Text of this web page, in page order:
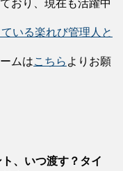
おり、現在も活躍中
いる楽れび管理人と
ムはこちら よりお願
、いつ渡す？タイ